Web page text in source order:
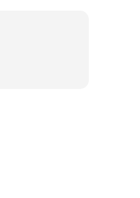
(formerly Twitter)
on Instagram